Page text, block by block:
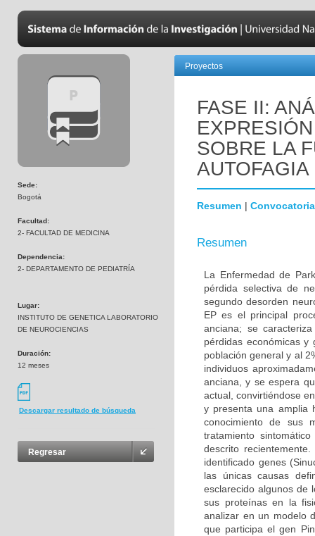
Sede:
Bogotá
Facultad:
2- FACULTAD DE MEDICINA
Dependencia:
2- DEPARTAMENTO DE PEDIATRÍA
Lugar:
INSTITUTO DE GENETICA LABORATORIO
DE NEUROCIENCIAS
Duración:
12 meses
Descargar resultado de búsqueda
Regresar
Proyectos
FASE II:
SOBRE LA
Resumen | Convocatoria
Resumen
La Enfermedad de
pérdida selectiva de
segundo desorden
EP es el principal
anciana; se
pérdidas económicas y
población general y al
individuos
anciana, y se espera
actual, convirtiéndose
y presenta una amplia
conocimiento de sus
tratamiento
descrito
identificado genes
las únicas causas
esclarecido algunos de
sus proteínas en la
analizar en un modelo
que participa el gen